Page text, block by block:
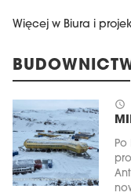
Więcej w Biura i
schedule